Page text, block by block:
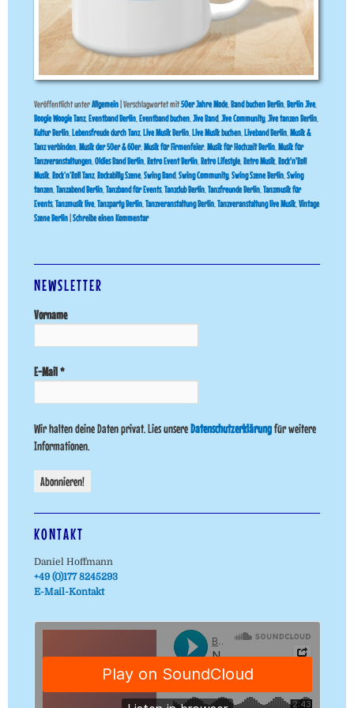
Veröffentlicht unterAllgemein Verschlagwortet mit50er Jahre Mode,Band buchen Berlin,Berlin Jive,
Boogie Woogie Tanz, Eventband Berlin, Eventband buchen,Jive Band,Jive Community,Jive tanzen Berlin,
Kultur Berlin, Lebensfreude durch Tanz, Live Musik Berlin, Live Musik buchen, Liveband Berlin,Musik &
Tanz verbinden,Musik der 50er & 60er,Musik für Firmenfeier,Musik für Hochzeit Berlin,Musik für
Tanzveranstaltungen,Oldies Band Berlin,Retro Event Berlin,Retro Lifestyle,Retro Musik,Rock'n'Roll
Musik,Rock’n’Roll Tanz,Rockabilly Szene,Swing Band,Swing Community,Swing Szene Berlin,Swing
tanzen,Tanzabend Berlin,Tanzband für Events,Tanzclub Berlin,Tanzfreunde Berlin,Tanzmusik für
Events,Tanzmusik live,Tanzparty Berlin,Tanzveranstaltung Berlin,Tanzveranstaltung live Musik,Vintage
Szene Berlin Schreibe einen Kommentar
NEWSLETTER
Vorname
E-Mail*
Wir halten deine Daten privat. Lies unsereDatenschutzerklärungfür weitere
Informationen.
KONTAKT
Daniel Hoffmann
+49 (0)177 8245293
E-Mail-Kontakt